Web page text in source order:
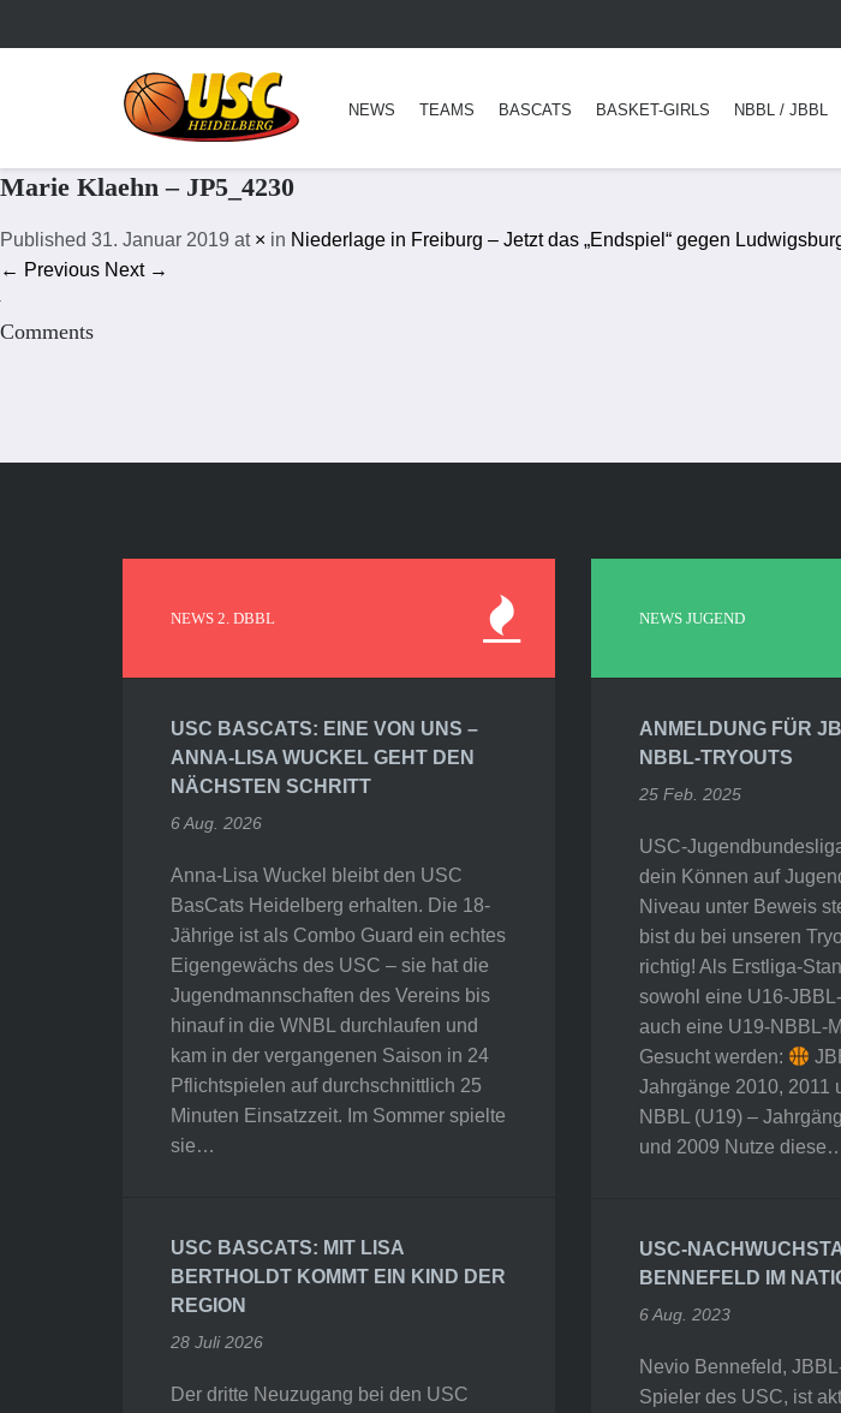
NEWS TEAMS BASCATS BASKET-GIRLS NBBL / JBBL
Marie Klaehn – JP5_4230
Published 31. Januar 2019 at × in Niederlage in Freiburg – Jetzt das „Endspiel“ gegen
← Previous Next →
Comments
NEWS 2. DBBL
USC BASCATS: EINE VON UNS –
ANNA-LISA WUCKEL GEHT DEN
NÄCHSTEN SCHRITT
6 Aug. 2026
Anna-Lisa Wuckel bleibt den USC
BasCats Heidelberg erhalten. Die 18-
Jährige ist als Combo Guard ein echtes
Eigengewächs des USC – sie hat die
Jugendmannschaften des Vereins bis
hinauf in die WNBL durchlaufen und
kam in der vergangenen Saison in 24
Pflichtspielen auf durchschnittlich 25
Minuten Einsatzzeit. Im Sommer spielte
sie…
USC BASCATS: MIT LISA
BERTHOLDT KOMMT EIN KIND DER
REGION
28 Juli 2026
Der dritte Neuzugang bei den USC
NEWS JUGEND
ANMELDUNG FÜR
NBBL-TRYOUTS
25 Feb. 2025
USC-
dein Können auf
Niveau unter Beweis
bist du bei unseren
richtig! Als Erstliga-
sowohl eine U16-
auch eine U19-NBBL-
Gesucht werden:
Jahrgänge 2010, 2011
NBBL (U19) –
und 2009 Nutze
USC-
BENNEFELD IM
6 Aug. 2023
Nevio Bennefeld,
Spieler des USC, ist